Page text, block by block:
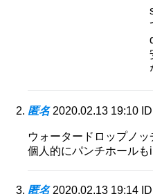
匿名 2020.02.13 19:10
ウォータードロップノッ
個人的にパンチホール
匿名 2020.02.13 19:14